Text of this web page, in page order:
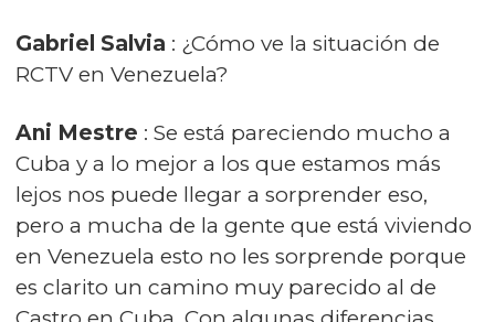
Gabriel Salvia : ¿Cómo ve la situación de
RCTV en Venezuela?
Ani Mestre : Se está pareciendo mucho a
Cuba y a lo mejor a los que estamos más
lejos nos puede llegar a sorprender eso,
pero a mucha de la gente que está viviendo
en Venezuela esto no les sorprende porque
es clarito un camino muy parecido al de